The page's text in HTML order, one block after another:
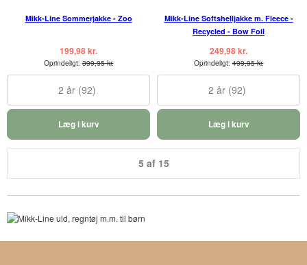
Mikk-Line Sommerjakke - Zoo
199,98 kr.
Oprindeligt:399,95 kr.
2 år (92)
Læg i kurv
Mikk-Line Softshelljakke m. Fleece -
Recycled - Bow Foil
249,98 kr.
Oprindeligt:499,95 kr.
2 år (92)
Læg i kurv
5 af 15